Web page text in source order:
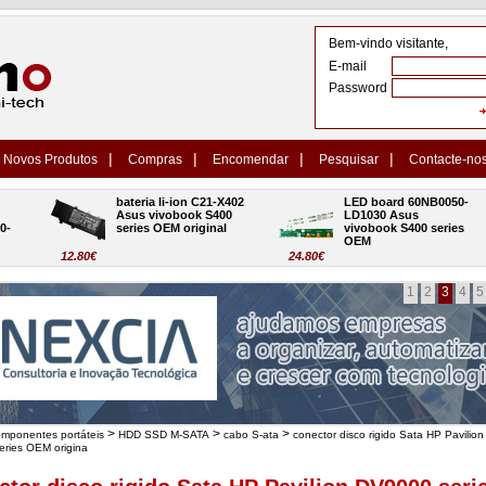
Bem-vindo visitante,
E-mail
Password
Novos Produtos | Compras | Encomendar | Pesquisar | Contacte-
12.80€
bateria li-ion C21-X402
Asus vivobook S400
series OEM original
24.80€
LED board 60NB0050-
LD1030 Asus
vivobook S400 series
OEM
1 2 3 4 5
portáteis > HDD SSD M-SATA > cabo S-ata > conector disco rigido Sata HP Pavilion
OEM origina